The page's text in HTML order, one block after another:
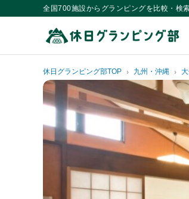
全国700施設からグランピングを比較・検
休日グランピング部TOP 九州・沖縄